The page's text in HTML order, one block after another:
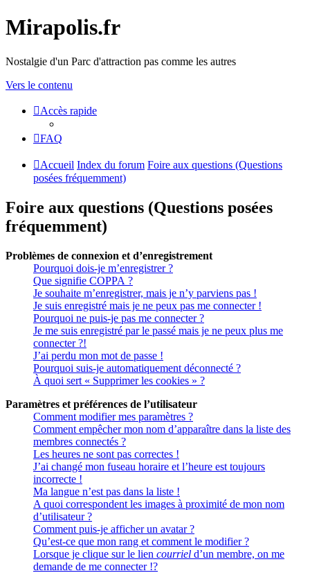
Mirapolis.fr
Nostalgie d'un Parc d'attraction pas comme les autres
Vers le contenu
Accès rapide
FAQ
Accueil Index du forum Foire aux questions (Questions
posées fréquemment)
Foire aux questions (Questions posées
fréquemment)
Problèmes de connexion et d’enregistrement
Pourquoi dois-je m’enregistrer ?
Que signifie COPPA ?
Je souhaite m’enregistrer, mais je n’y parviens pas !
Je suis enregistré mais je ne peux pas me connecter !
Pourquoi ne puis-je pas me connecter ?
Je me suis enregistré par le passé mais je ne peux plus me
connecter ?!
J’ai perdu mon mot de passe !
Pourquoi suis-je automatiquement déconnecté ?
À quoi sert « Supprimer les cookies » ?
Paramètres et préférences de l’utilisateur
Comment modifier mes paramètres ?
Comment empêcher mon nom d’apparaître dans la liste des
membres connectés ?
Les heures ne sont pas correctes !
J’ai changé mon fuseau horaire et l’heure est toujours
incorrecte !
Ma langue n’est pas dans la liste !
A quoi correspondent les images à proximité de mon nom
d’utilisateur ?
Comment puis-je afficher un avatar ?
Qu’est-ce que mon rang et comment le modifier ?
Lorsque je clique sur le lien courriel d’un membre, on me
demande de me connecter !?